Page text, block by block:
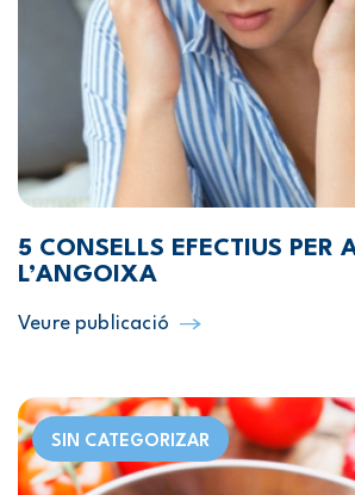
5 CONSELLS EFECTIUS PER
L’ANGOIXA
Veure publicació
SIN CATEGORIZAR